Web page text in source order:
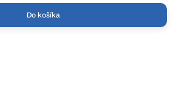
Do košíka